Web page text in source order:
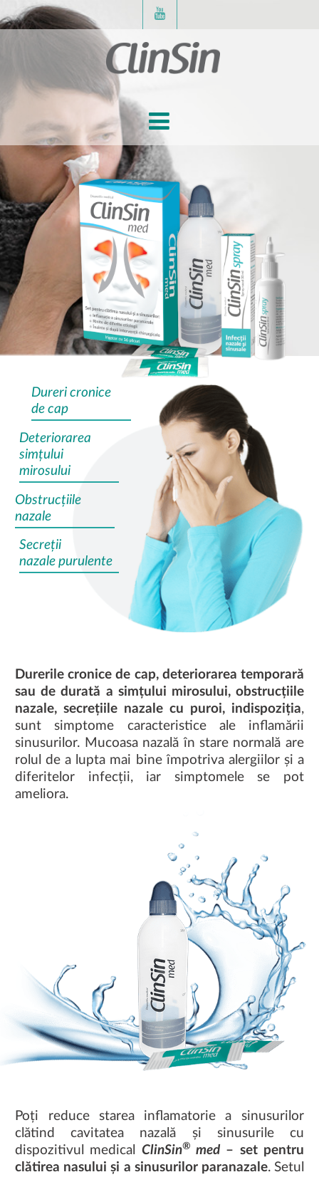
SINUSURILE
CLINSIN ®
ClinSin Med
ClinSin® Spray
CUM SE UTILIZEAZĂ
COMANDĂ
CONTACT
Dureri cronice
de cap
Deteriorarea
simțului
mirosului
Obstrucțiile
nazale
Secreții
nazale purulente
Durerile cronice de cap, deteriorarea temporară
sau de durată a simțului mirosului, obstrucțiile
nazale, secrețiile nazale cu puroi, indispoziția,
sunt simptome caracteristice ale inflamării
sinusurilor. Mucoasa nazală în stare normală are
rolul de a lupta mai bine împotriva alergiilor și a
diferitelor infecții, iar simptomele se pot
ameliora.
Poți reduce starea inflamatorie a sinusurilor
clătind cavitatea nazală și sinusurile cu
dispozitivul medical ClinSin® med – set pentru
clătirea nasului și a sinusurilor paranazale. Setul